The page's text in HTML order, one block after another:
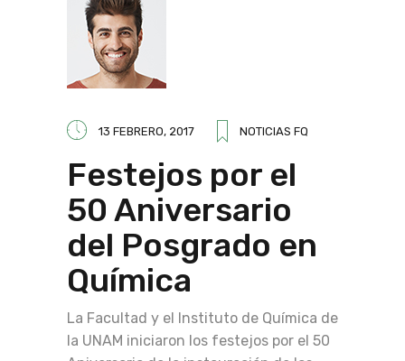
13 FEBRERO, 2017 NOTICIAS FQ
Festejos por el
50 Aniversario
del Posgrado en
Química
La Facultad y el Instituto de Química de
la UNAM iniciaron los festejos por el 50